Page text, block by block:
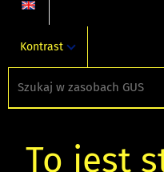
Kontrast
To jest